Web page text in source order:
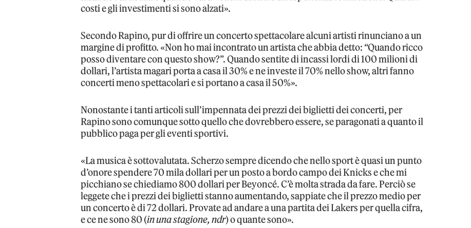
costi e gli investimenti si sono alzati».
Secondo Rapino, pur di offrire un concerto spettacolare alcuni artisti rinunciano a un
margine di profitto. «Non ho mai incontrato un artista che abbia detto: “Quando ricco
posso diventare con questo show?”. Quando sentite di incassi lordi di 100 milioni di
dollari, l’artista magari porta a casa il 30% e ne investe il 70% nello show, altri fanno
concerti meno spettacolari e si portano a casa il 50%».
Nonostante i tanti articoli sull’impennata dei prezzi dei biglietti dei concerti, per
Rapino sono comunque sotto quello che dovrebbero essere, se paragonati a quanto il
pubblico paga per gli eventi sportivi.
«La musica è sottovalutata. Scherzo sempre dicendo che nello sport è quasi un punto
d’onore spendere 70 mila dollari per un posto a bordo campo dei Knicks e che mi
picchiano se chiediamo 800 dollari per Beyoncé. C’è molta strada da fare. Perciò se
leggete che i prezzi dei biglietti stanno aumentando, sappiate che il prezzo medio per
un concerto è di 72 dollari. Provate ad andare a una partita dei Lakers per quella cifra,
e ce ne sono 80 (in una stagione, ndr) o quante sono».